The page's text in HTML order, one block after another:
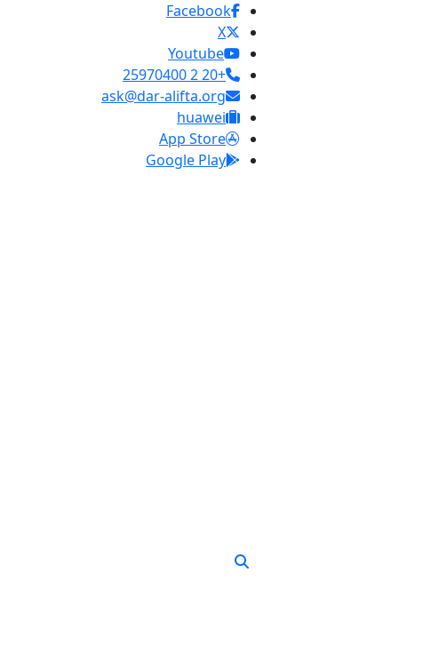
Facebook
X
Youtube
+20 2 25970400
ask@dar-alifta.org
huawei
App Store
Google Play